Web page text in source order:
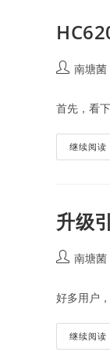
Post南塘菌
首先，看
继续阅读
挂
升级
Post南塘菌
好多用户
继续阅读